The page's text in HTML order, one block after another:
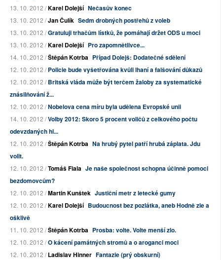
13. 10. 2012 /Karel Dolejší Nečasův konec
13. 10. 2012 /Jan Čulík Sedm drobných postřehů z voleb
13. 10. 2012 /Gratuluji trhačům lístků, že pomáhají držet ODS u moci
13. 10. 2012 /Karel Dolejší Pro zapomnětlivce...
14. 10. 2012 /Štěpán Kotrba Případ Dolejš: Dodatečné sdělení
12. 10. 2012 /Policie bude vyšetřována kvůli lhaní a falšování důkazů
12. 10. 2012 /Britská vláda může být terčem žaloby za systematické
znásilňování ž...
12. 10. 2012 /Nobelova cena míru byla udělena Evropské unii
14. 10. 2012 /Volby 2012: Skoro 5 procent voličů z celkového počtu
odevzdaných hl...
12. 10. 2012 /Štěpán Kotrba Na hrubý pytel patří hrubá záplata. Jdu
volit.
12. 10. 2012 /Tomáš Fiala Je naše společnost schopna účinně pomoci
bezdomovcům?
12. 10. 2012 /Martin Kunštek Justiční metr z letecké gumy
12. 10. 2012 /Karel Dolejší Budoucnost bez pozlátka, aneb Hodně zle a
ošklivě
11. 10. 2012 /Štěpán Kotrba Prosba: volte. Volte menší zlo.
12. 10. 2012 /O kácení památných stromů a o aroganci moci
12. 10. 2012 /Ladislav Hinner Fantazie (prý obskurní)